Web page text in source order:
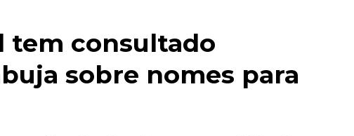
tem consultado
sobre nomes para